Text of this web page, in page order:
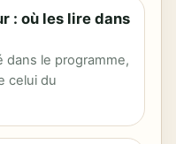
: où les lire dans
dans le programme,
celui du